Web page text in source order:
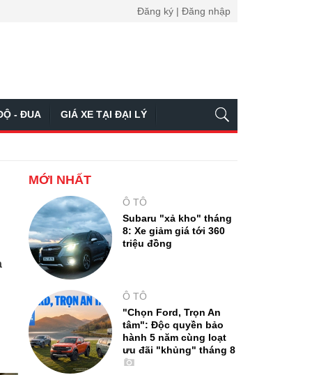
Đăng ký | Đăng nhập
- ĐUA GIÁ XE TẠI ĐẠI LÝ
MỚI NHẤT
Ô TÔ
Subaru "xả kho" tháng
8: Xe giảm giá tới 360
triệu đồng
Ô TÔ
"Chọn Ford, Trọn An
tâm": Độc quyền bảo
hành 5 năm cùng loạt
ưu đãi "khủng" tháng 8